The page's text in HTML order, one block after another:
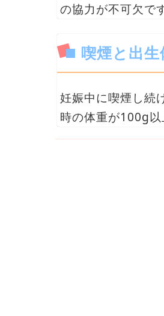
の協力が不可欠です
喫煙と出
妊娠中に喫煙し続
時の体重が100g以